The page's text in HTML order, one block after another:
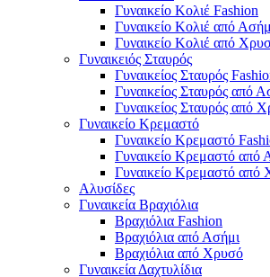
Γυναικείο Κολιέ Fashion
Γυναικείο Κολιέ από
Γυναικείο Κολιέ από
Γυναικειός Σταυρός
Γυναικείος Σταυρός
Γυναικείος Σταυρός από
Γυναικείος Σταυρός από
Γυναικείο Κρεμαστό
Γυναικείο Κρεμαστό
Γυναικείο Κρεμαστό από
Γυναικείο Κρεμαστό από
Αλυσίδες
Γυναικεία Βραχιόλια
Βραχιόλια Fashion
Βραχιόλια από Ασήμι
Βραχιόλια από Χρυσό
Γυναικεία Δαχτυλίδια